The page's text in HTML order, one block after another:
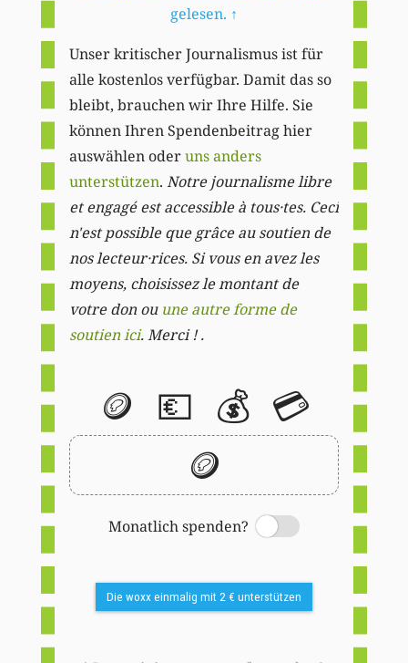
gelesen. ↑
Unser kritischer Journalismus ist für
alle kostenlos verfügbar. Damit das so
bleibt, brauchen wir Ihre Hilfe. Sie
können Ihren Spendenbeitrag hier
auswählen oderuns anders
unterstützen. Notre journalisme libre
et engagé est accessible à tous·tes. Ceci
n'est possible que grâce au soutien de
nos lecteur·rices. Si vous en avez les
moyens, choisissez le montant de
votre don ou une autre forme de
soutien ici. Merci ! .
🪙 💶 💰 💳
🪙
Monatlich spenden?
Switch
Die woxx einmalig mit 2 € unterstützen